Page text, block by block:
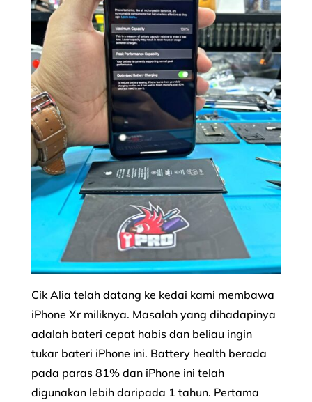
Cik Alia telah datang ke kedai kami membawa
iPhone Xr miliknya. Masalah yang dihadapinya
adalah bateri cepat habis dan beliau ingin
tukar bateri iPhone ini. Battery health berada
pada paras 81% dan iPhone ini telah
digunakan lebih daripada 1 tahun. Pertama